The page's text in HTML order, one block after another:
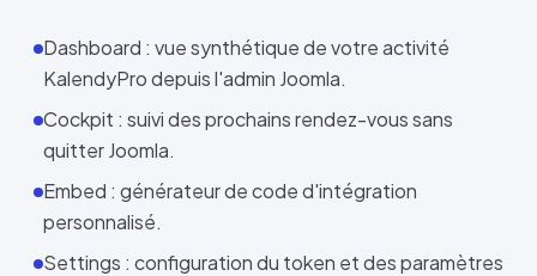
Dashboard : vue synthétique de votre activité
KalendyPro depuis l'admin Joomla.
Cockpit : suivi des prochains rendez-vous sans
quitter Joomla.
Embed : générateur de code d'intégration
personnalisé.
Settings : configuration du token et des paramètres